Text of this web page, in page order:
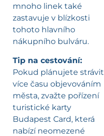
mnoho linek také
zastavuje v blízkosti
tohoto hlavního
nákupního bulváru.
Tip na cestování:
Pokud plánujete strávit
více času objevováním
města, zvažte pořízení
turistické karty
Budapest Card, která
nabízí neomezené